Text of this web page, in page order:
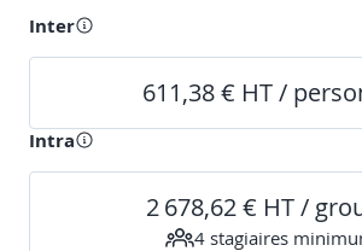
Inter
611,38 € HT /
Intra
2 678,62 € HT /
4 stagiaires